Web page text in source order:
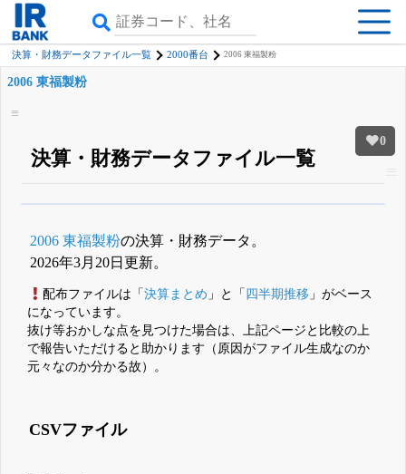
決算・財務データファイル一覧 2000番台 2006 東福製粉
0
2006 東福製粉
決算・財務データファイル一覧
詳しく見られる無料でβ版をはじめる
登録すると永久30%OFFと米株版の先行利用も付きます
2006 東福製粉の決算・財務データ。
2026年3月20日更新。
配布ファイルは「決算まとめ 」と「 四半期推移 」がベース
になっています。
抜け等おかしな点を見つけた場合は、上記ページと比較の上
で報告いただけると助かります（原因がファイル生成なのか
元々なのか分かる故）。
CSVファイル